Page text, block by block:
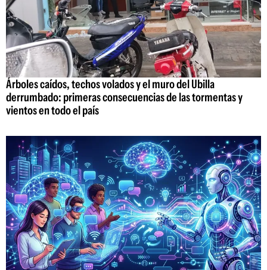
Árboles caídos, techos volados y el muro del Ubilla
derrumbado: primeras consecuencias de las tormentas y
vientos en todo el país